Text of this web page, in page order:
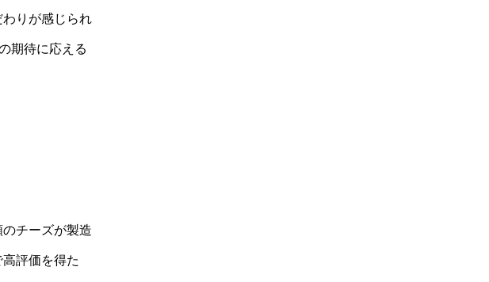
りが感じられ
期待に応える
チーズが製造
評価を得た